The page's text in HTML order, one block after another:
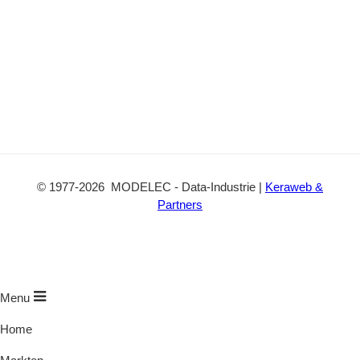
© 1977-2026 MODELEC - Data-Industrie | Keraweb &
Partners
Menu
Home